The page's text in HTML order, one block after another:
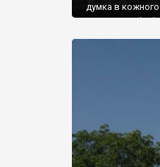
думка в кожного
запрошую